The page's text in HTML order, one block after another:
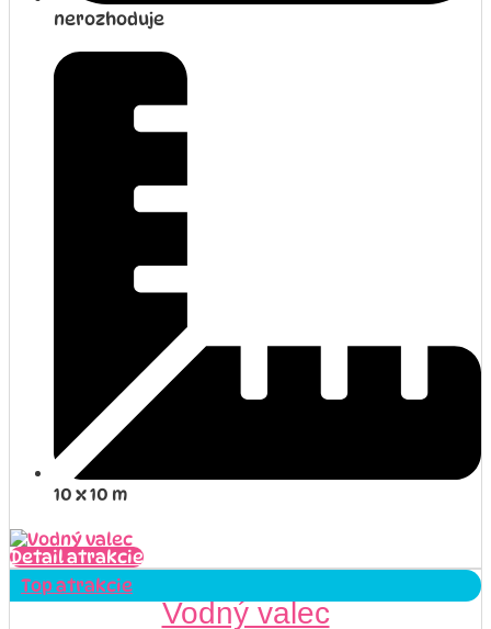
nerozhoduje
10 x 10 m
Detail atrakcie
Top atrakcie
Vodný valec